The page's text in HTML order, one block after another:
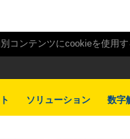
コンテンツにcookieを使用
ソリューション 数字